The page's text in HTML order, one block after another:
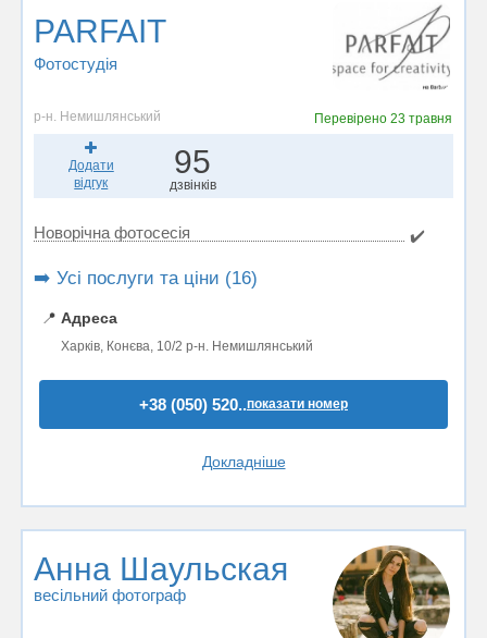
PARFAIT
Фотостудiя
р-н. Немишлянський Перевірено23 травня
Додати
відгук
95
дзвінків
Новорічна фотосесія ✔️
➡️ Усі послуги та ціни (16)
📍 Адреса
Харків, Конєва, 10/2 р-н. Немишлянський
+38 (050) 520..показати номер
Докладніше
Анна Шаульская
весільний фотограф